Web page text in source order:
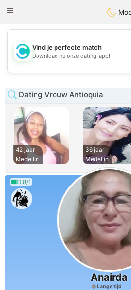
olombia
Toggle
💖
💕
Vind je perfecte match
Download nu onze dating-app!
Dating Vrouw Antioquia
42 jaar
Medellin
36 jaar
Medellin
0.8/1
Anairda
Lange tijd